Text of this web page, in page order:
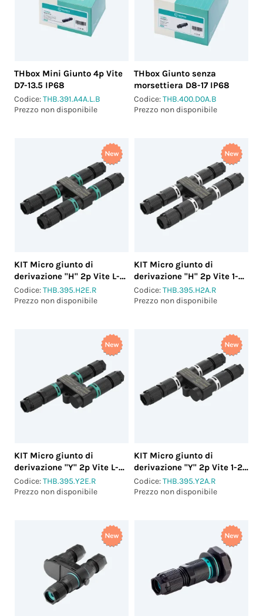
THbox Mini Giunto 4p Vite
D7-13.5 IP68
Codice:THB.391.A4A.L.B
Prezzo non disponibile
THbox Giunto senza
morsettiera D8-17 IP68
Codice:THB.400.D0A.B
Prezzo non disponibile
KIT Micro giunto di
derivazione "H" 2p Vite L-N
IP66/IP68
Codice:THB.395.H2E.R
Prezzo non disponibile
KIT Micro giunto di
derivazione "H" 2p Vite 1-2
IP66/IP68
Codice:THB.395.H2A.R
Prezzo non disponibile
KIT Micro giunto di
derivazione "Y" 2p Vite L-N
IP66/IP68
Codice:THB.395.Y2E.R
Prezzo non disponibile
KIT Micro giunto di
derivazione "Y" 2p Vite 1-2
IP66/IP68
Codice:THB.395.Y2A.R
Prezzo non disponibile